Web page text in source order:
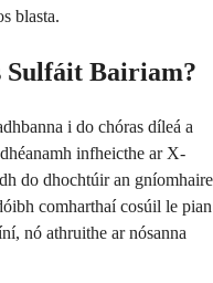
blasta.
Sulfáit Bairiam?
i do chóras díleá a
infheicthe ar X-
do dhochtúir an gníomhaire
comharthaí cosúil le pian
nó athruithe ar nósanna